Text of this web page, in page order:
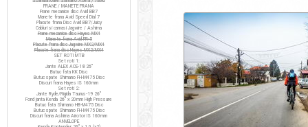
FRANE / MANETE FRANA
Frane mecanice disc Avid BB7
Manete frana Avid Speed Dial 7
Placute frana Disc Avid BB7/Juicy
Cabluri si camasi Jagwire / Ashima
Frane mecanice disc Hayes MX4
Manete frana Avid FR-5
Placute frana disc Jagwire MX2/MX4
Placute frana disc Hayes MX2/MX4
SET ROTI MTB
Set roti 1:
Jante ALEX ACE-18 26"
Butuc fata KK Disc
Butuc spate Shimano FH-M475 Disc
Discuri frana Hayes IS 160mm
Set roti 2:
Jante Ryde/Rigida Taurus-19 26"
Fond janta Kenda 26" x 20mm High Pressure
Butuc fata Shimano HB-M475 Disc
Butuc spate Shimano FH-M475 Disc
Discuri frana Ashima Airotor IS 160mm
ANVELOPE